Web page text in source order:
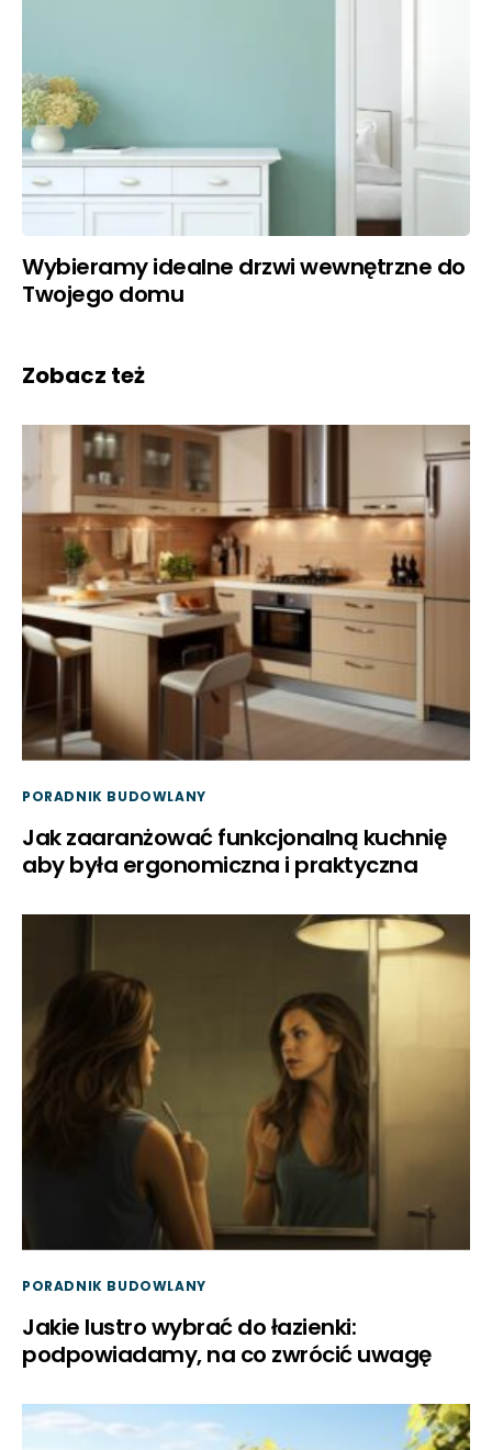
Wybieramy idealne drzwi wewnętrzne do
Twojego domu
Zobacz też
PORADNIK BUDOWLANY
Jak zaaranżować funkcjonalną kuchnię
aby była ergonomiczna i praktyczna
PORADNIK BUDOWLANY
Jakie lustro wybrać do łazienki:
podpowiadamy, na co zwrócić uwagę